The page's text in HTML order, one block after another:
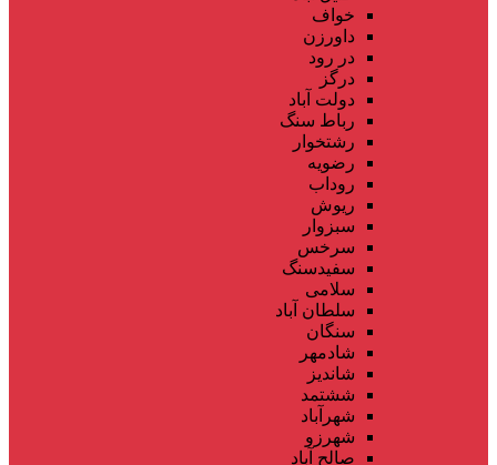
خواف
داورزن
در رود
درگز
دولت آباد
رباط سنگ
رشتخوار
رضویه
روداب
ریوش
سبزوار
سرخس
سفیدسنگ
سلامی
سلطان آباد
سنگان
شادمهر
شاندیز
ششتمد
شهرآباد
شهرزو
صالح آباد